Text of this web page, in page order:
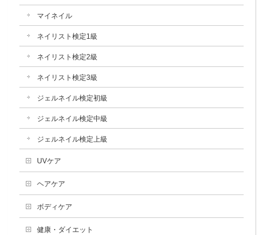
マイネイル
ネイリスト検定1級
ネイリスト検定2級
ネイリスト検定3級
ジェルネイル検定初級
ジェルネイル検定中級
ジェルネイル検定上級
UVケア
ヘアケア
ボディケア
健康・ダイエット